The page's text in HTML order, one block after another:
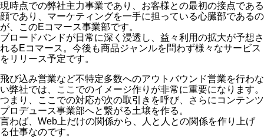
現時点での弊社主力事業であり、お客様との最初の接点である
顔であり、マーケティングを一手に担っている心臓部であるの
が、このEコマース事業部です。
ブロードバンドが日常に深く浸透し、益々利用の拡大が予想さ
れるEコマース。今後も商品ジャンルを問わず様々なサービス
をリリース予定です。
飛び込み営業など不特定多数へのアウトバウンド営業を行わな
い弊社では、ここでのイメージ作りが非常に重要になります。
つまり、ここでの対応が次の取引きを呼び、さらにコンテンツ
プロデュース事業部へと繋がる土壌を作る。
言わば、Web上だけの関係から、人と人との関係を作り上げ
る仕事なのです。